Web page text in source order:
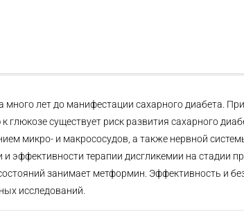
лет до манифестации сахарного диабета.
существует риск развития сахарного
микро- и макрососудов, а также нервной
эффективности терапии дисгликемии на стадии
занимает метформин. Эффективность и
исследований.